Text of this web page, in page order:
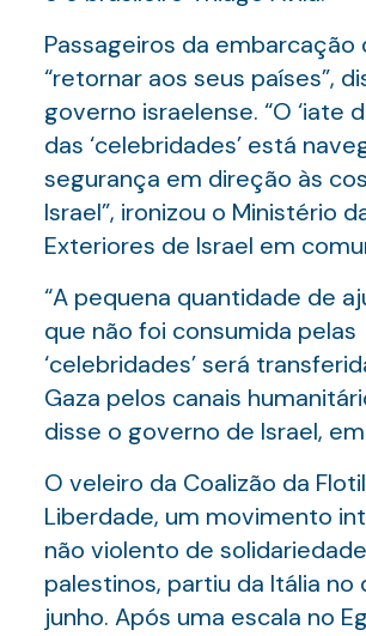
Passageiros da embarcação
“retornar aos seus países”,
governo israelense. “O ‘iate
das ‘celebridades’ está
segurança em direção às
Israel”, ironizou o Ministério
Exteriores de Israel em
“A pequena quantidade de
que não foi consumida pelas
‘celebridades’ será
Gaza pelos canais
disse o governo de Israel,
O veleiro da Coalizão da
Liberdade, um movimento
não violento de
palestinos, partiu da Itália no
junho. Após uma escala no